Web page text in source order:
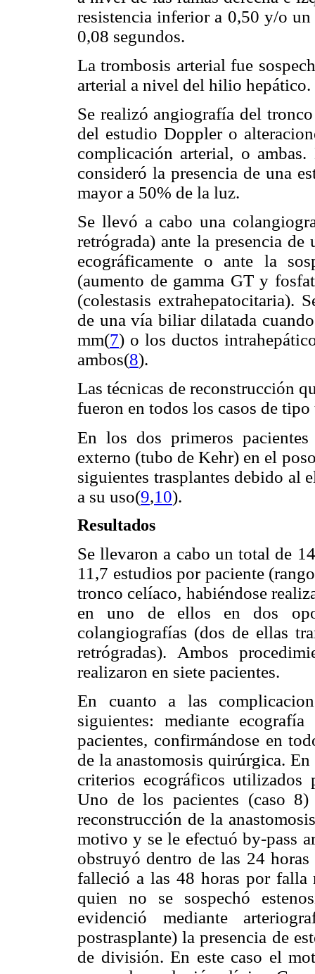
resistencia inferior a 0,50 y/o
0,08 segundos.
La trombosis arterial fue
arterial a nivel del hilio hepático.
Se realizó angiografía del
del estudio Doppler o
complicación arterial, o
consideró la presencia de una
mayor a 50% de la luz.
Se llevó a cabo una
retrógrada) ante la presencia
ecográficamente o ante la
(aumento de gamma GT y
(colestasis extrahepatocitaria).
de una vía biliar dilatada
mm(7) o los ductos
ambos(8).
Las técnicas de reconstrucción
fueron en todos los casos de
En los dos primeros
externo (tubo de Kehr) en el
siguientes trasplantes debido al
a su uso(9,10).
Resultados
Se llevaron a cabo un total de
11,7 estudios por paciente
tronco celíaco, habiéndose
en uno de ellos en dos
colangiografías (dos de ellas
retrógradas). Ambos
realizaron en siete pacientes.
En cuanto a las
siguientes: mediante
pacientes, confirmándose en
de la anastomosis quirúrgica.
criterios ecográficos utilizados
Uno de los pacientes (caso
reconstrucción de la
motivo y se le efectuó by-pass
obstruyó dentro de las 24
falleció a las 48 horas por falla
quien no se sospechó
evidenció mediante
postrasplante) la presencia de
de división. En este caso el